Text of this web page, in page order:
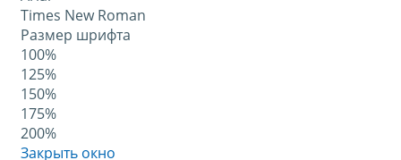
Times New Roman
Размер шрифта
100%
125%
150%
175%
200%
Закрыть окно